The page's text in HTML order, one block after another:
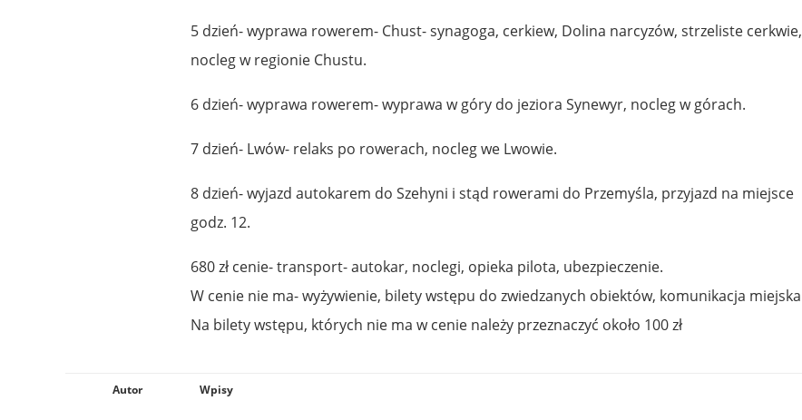
5 dzień- wyprawa rowerem- Chust- synagoga, cerkiew, Dolina narcyzów, strzeliste cerkwie,
nocleg w regionie Chustu.
6 dzień- wyprawa rowerem- wyprawa w góry do jeziora Synewyr, nocleg w górach.
7 dzień- Lwów- relaks po rowerach, nocleg we Lwowie.
8 dzień- wyjazd autokarem do Szehyni i stąd rowerami do Przemyśla, przyjazd na miejsce
godz. 12.
680 zł cenie- transport- autokar, noclegi, opieka pilota, ubezpieczenie.
W cenie nie ma- wyżywienie, bilety wstępu do zwiedzanych obiektów, komunikacja miejska
Na bilety wstępu, których nie ma w cenie należy przeznaczyć około 100 zł
Autor Wpisy